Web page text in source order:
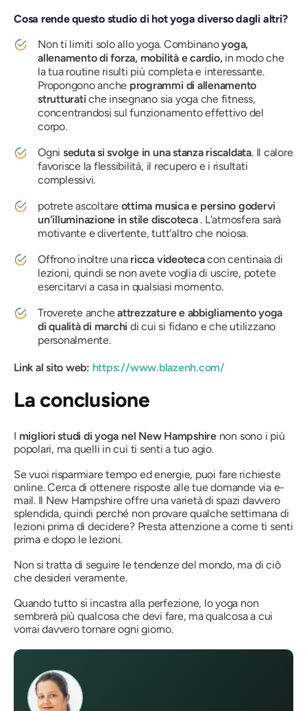
Cosa rende questo studio di hot yoga diverso dagli altri?
Non ti limiti solo allo yoga. Combinanoyoga,
allenamento di forza, mobilità e cardio,in modo che
la tua routine risulti più completa e interessante.
Propongono anche programmi di allenamento
strutturati che insegnano sia yoga che fitness,
concentrandosi sul funzionamento effettivo del
corpo.
Ogni seduta si svolge in una stanza riscaldata. Il calore
favorisce la flessibilità, il recupero e i risultati
complessivi.
potrete ascoltare ottima musica e persino godervi
un'illuminazione in stile discoteca. L'atmosfera sarà
motivante e divertente, tutt'altro che noiosa.
Offrono inoltre una ricca videotecacon centinaia di
lezioni, quindi se non avete voglia di uscire, potete
esercitarvi a casa in qualsiasi momento.
Troverete ancheattrezzature e abbigliamento yoga
di qualità di marchi di cui si fidano e che utilizzano
personalmente.
Link al sito web: https://www.blazenh.com/
La conclusione
I migliori studi di yoga nel New Hampshire non sono i più
popolari, ma quelli in cui ti senti a tuo agio.
Se vuoi risparmiare tempo ed energie, puoi fare richieste
online. Cerca di ottenere risposte alle tue domande via e-
mail. Il New Hampshire offre una varietà di spazi davvero
splendida, quindi perché non provare qualche settimana di
lezioni prima di decidere? Presta attenzione a come ti senti
prima e dopo le lezioni.
Non si tratta di seguire le tendenze del mondo, ma di ciò
che desideri veramente.
Quando tutto si incastra alla perfezione, lo yoga non
sembrerà più qualcosa che devi fare, ma qualcosa a cui
vorrai davvero tornare ogni giorno.